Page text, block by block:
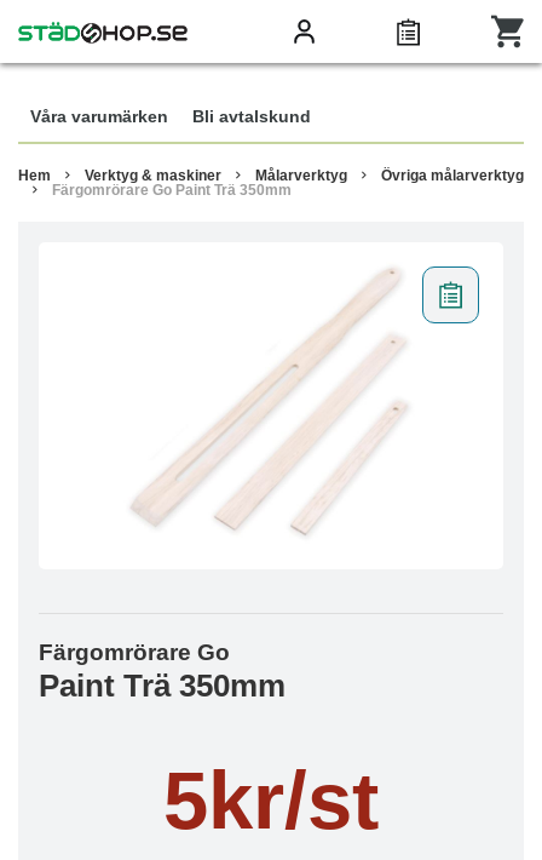
Våra varumärken Bli avtalskund
Hem Verktyg & maskiner Målarverktyg
Övriga målarverktyg
Färgomrörare Go Paint Trä 350mm
Färgomrörare Go
Paint Trä 350mm
5kr/st